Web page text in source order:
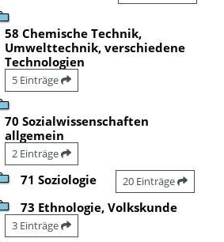
58 Chemische Technik,
Umwelttechnik, verschiedene
Technologien
5 Einträge
70 Sozialwissenschaften
allgemein
2 Einträge
71 Soziologie 20 Einträge
73 Ethnologie, Volkskunde
3 Einträge